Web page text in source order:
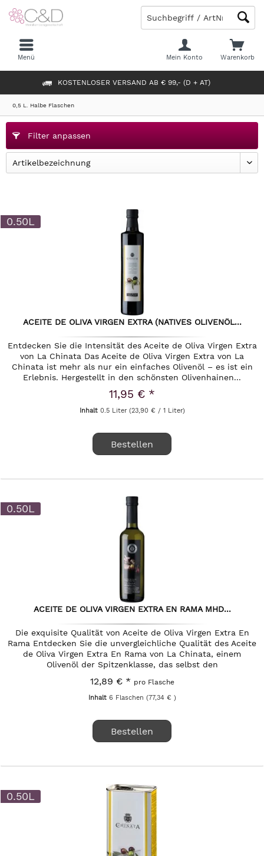
KOSTENLOSER VERSAND AB € 99,- (D + AT)
Warenkorb
Mein Konto
Menü
0,5 L. Halbe Flaschen
Filter anpassen
0.50L
ACEITE DE OLIVA VIRGEN EXTRA (NATIVES OLIVENÖL...
Entdecken Sie die Intensität des Aceite de Oliva Virgen Extra
von La Chinata Das Aceite de Oliva Virgen Extra von La
Chinata ist mehr als nur ein einfaches Olivenöl – es ist ein
Erlebnis. Hergestellt in den schönsten Olivenhainen...
11,95 € *
Inhalt 0.5 Liter (23,90 € / 1 Liter)
Bestellen
0.50L
ACEITE DE OLIVA VIRGEN EXTRA EN RAMA MHD...
Die exquisite Qualität von Aceite de Oliva Virgen Extra En
Rama Entdecken Sie die unvergleichliche Qualität des Aceite
de Oliva Virgen Extra En Rama von La Chinata, einem
Olivenöl der Spitzenklasse, das selbst den
12,89 € * pro Flasche
Inhalt 6 Flaschen (77,34 € )
Bestellen
0.50L